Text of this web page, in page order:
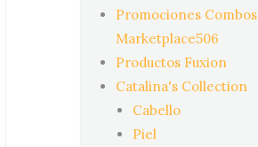
Promociones Combos
Marketplace506
Productos Fuxion
Catalina's Collection
Cabello
Piel